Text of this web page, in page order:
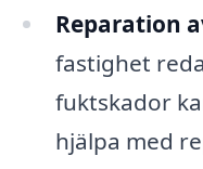
Reparation
fastighet
fuktskador
hjälpa med